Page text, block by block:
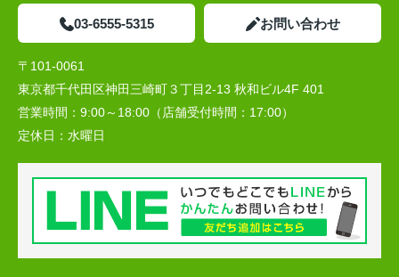
03-6555-5315 お問い合わせ
〒101-0061
東京都千代田区神田三崎町３丁目2-13 秋和ビル4F 401
営業時間： 9:00～18:00（店舗受付時間：17:00）
定休日： 水曜日